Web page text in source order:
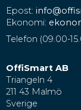
Epost:
Ekonomi:
Telefon (09.00-
OffiSmart AB
Triangeln 4
211 43 Malmö
Sverige